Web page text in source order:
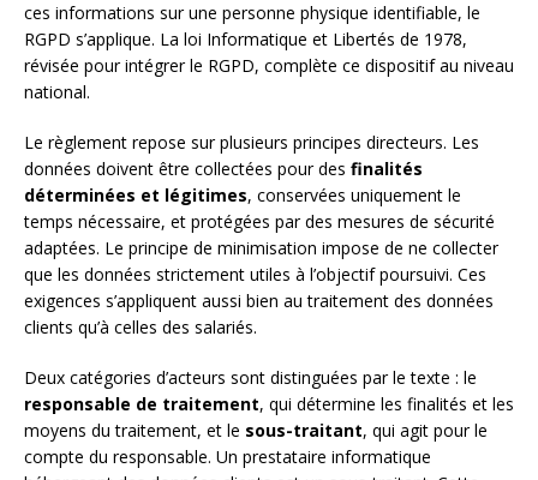
ces informations sur une personne physique identifiable, le
RGPD s’applique. La loi Informatique et Libertés de 1978,
révisée pour intégrer le RGPD, complète ce dispositif au niveau
national.
Le règlement repose sur plusieurs principes directeurs. Les
données doivent être collectées pour des finalités
déterminées et légitimes, conservées uniquement le
temps nécessaire, et protégées par des mesures de sécurité
adaptées. Le principe de minimisation impose de ne collecter
que les données strictement utiles à l’objectif poursuivi. Ces
exigences s’appliquent aussi bien au traitement des données
clients qu’à celles des salariés.
Deux catégories d’acteurs sont distinguées par le texte : le
responsable de traitement, qui détermine les finalités et les
moyens du traitement, et le sous-traitant, qui agit pour le
compte du responsable. Un prestataire informatique